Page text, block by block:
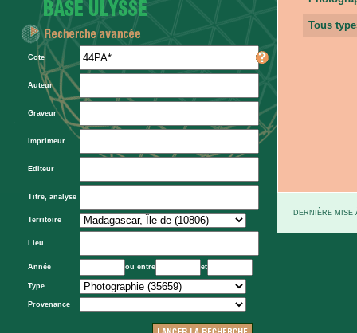
Cote
Auteur
Graveur
Imprimeur
Editeur
Titre, analyse
Territoire
Lieu
Année ou entre et
Type
Provenance
Tous
DERNIÈRE MISE